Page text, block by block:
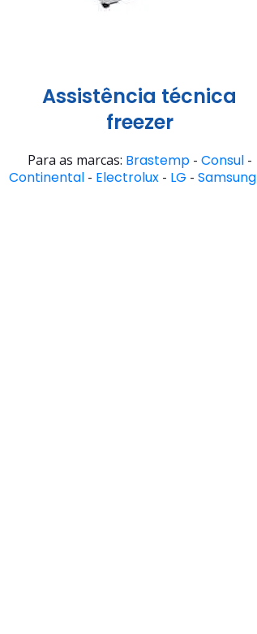
Assistência técnica
freezer
Para as marcas: Brastemp- Consul-
Continental - Electrolux - LG - Samsung